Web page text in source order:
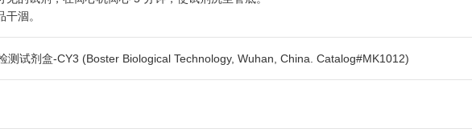
涸。
测试剂盒-CY3 (Boster Biological Technology, Wuhan, China. Catalog#MK1012)